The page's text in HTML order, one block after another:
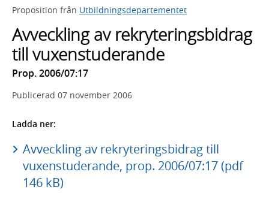
framträder
lista
med
sökförslag
Proposition från Utbildningsdepartementet
Avveckling av rekryteringsbidrag
till vuxenstuderande
Prop. 2006/07:17
Publicerad 07 november 2006
Ladda ner:
Avveckling av rekryteringsbidrag till
vuxenstuderande, prop. 2006/07:17 (pdf
146 kB)